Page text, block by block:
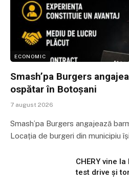
ECONOMIC
Smash’pa Burgers
ospătar în Botoșani
7 august 2026
Smash’pa Burgers angajează
Locația de burgeri din municipiu
CHERY vine
test drive și